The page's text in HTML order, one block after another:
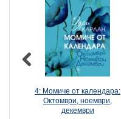
4: Момиче от календара:
Октомври, ноември,
декември